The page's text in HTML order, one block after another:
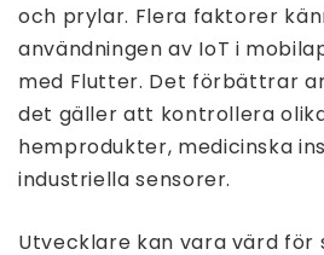
och prylar. Flera faktorer
användningen av IoT i
med Flutter. Det förbättrar
det gäller att kontrollera
hemprodukter, medicinska
industriella sensorer.
Utvecklare kan vara värd för